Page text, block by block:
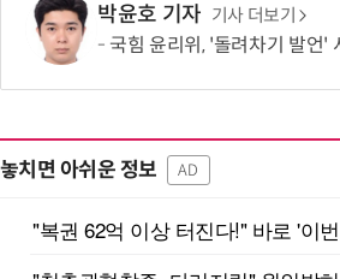
박윤호 기자 기사 더보기
국힘 윤리위, '돌려차기 발언' 서범수·진종
놓치면 아쉬운 정보 AD